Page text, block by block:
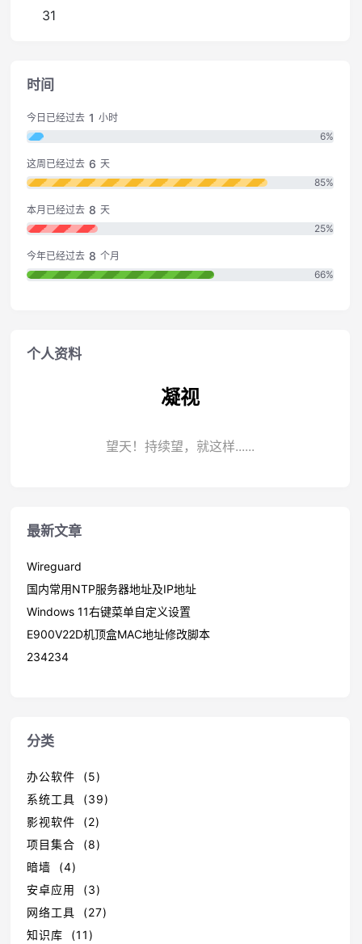
31
时间
今日已经过去 1 小时
6%
这周已经过去 6 天
85%
本月已经过去 8 天
25%
今年已经过去 8 个月
66%
个人资料
凝视
望天！持续望，就这样......
最新文章
Wireguard
国内常用NTP服务器地址及IP地址
Windows 11右键菜单自定义设置
E900V22D机顶盒MAC地址修改脚本
234234
分类
办公软件 (5)
系统工具 (39)
影视软件 (2)
项目集合 (8)
暗墙 (4)
安卓应用 (3)
网络工具 (27)
知识库 (11)